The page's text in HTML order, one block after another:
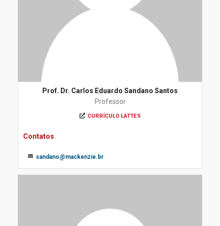
Prof. Dr. Carlos Eduardo Sandano Santos
Professor
CURRÍCULO LATTES
Contatos
sandano@mackenzie.br